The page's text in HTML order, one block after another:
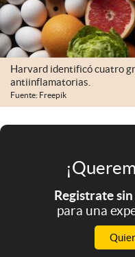
El Cronista Studio
Mediakit
abre en nueva pestaña
Argentina
Harvard identificó cuatro
antiinflamatorias.
Fuente: Freepik
Registrate
para una